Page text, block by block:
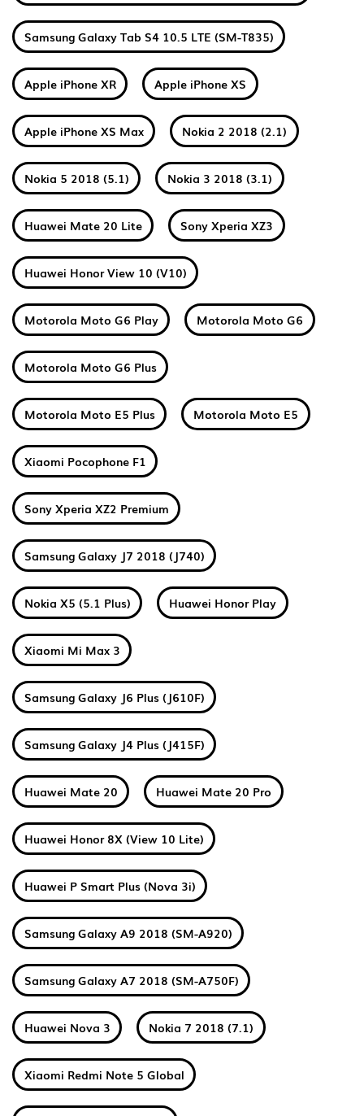
Samsung Galaxy Tab S4 10.5 LTE (SM-T835)
Apple iPhone XR Apple iPhone XS
Apple iPhone XS Max Nokia 2 2018 (2.1)
Nokia 5 2018 (5.1) Nokia 3 2018 (3.1)
Huawei Mate 20 Lite Sony Xperia XZ3
Huawei Honor View 10 (V10)
Motorola Moto G6 Play Motorola Moto G6
Motorola Moto G6 Plus
Motorola Moto E5 Plus Motorola Moto E5
Xiaomi Pocophone F1
Sony Xperia XZ2 Premium
Samsung Galaxy J7 2018 (J740)
Nokia X5 (5.1 Plus) Huawei Honor Play
Xiaomi Mi Max 3
Samsung Galaxy J6 Plus (J610F)
Samsung Galaxy J4 Plus (J415F)
Huawei Mate 20 Huawei Mate 20 Pro
Huawei Honor 8X (View 10 Lite)
Huawei P Smart Plus (Nova 3i)
Samsung Galaxy A9 2018 (SM-A920)
Samsung Galaxy A7 2018 (SM-A750F)
Huawei Nova 3 Nokia 7 2018 (7.1)
Xiaomi Redmi Note 5 Global